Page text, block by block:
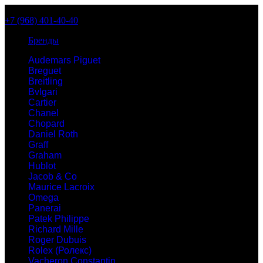
+7 (968) 401-40-40
Бренды
Audemars Piguet
Breguet
Breitling
Bvlgari
Cartier
Chanel
Chopard
Daniel Roth
Graff
Graham
Hublot
Jacob & Co
Maurice Lacroix
Omega
Panerai
Patek Philippe
Richard Mille
Roger Dubuis
Rolex (Ролекс)
Vacheron Constantin